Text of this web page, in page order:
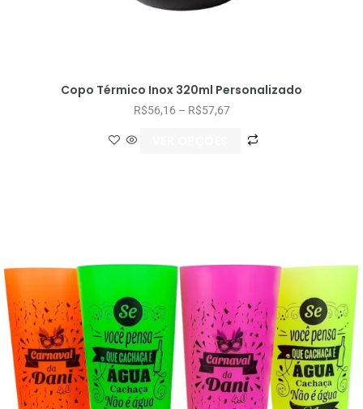
Copo Térmico Inox 320ml Personalizado
R$56,16 – R$57,67